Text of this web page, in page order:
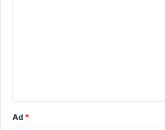
Ad *